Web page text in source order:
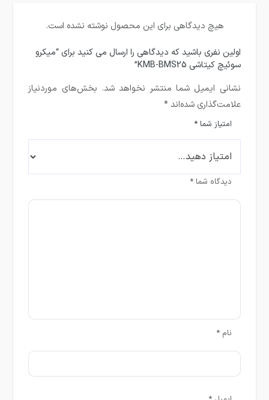
هیچ دیدگاهی برای این محصول نوشته نشده است.
اولین نفری باشید که دیدگاهی را ارسال می کنید برای “میکرو
سوئیچ کیتاشی KMB-BMS25”
نشانی ایمیل شما منتشر نخواهد شد. بخش‌های موردنیاز
علامت‌گذاری شده‌اند*
امتیاز شما*
دیدگاه شما*
نام*